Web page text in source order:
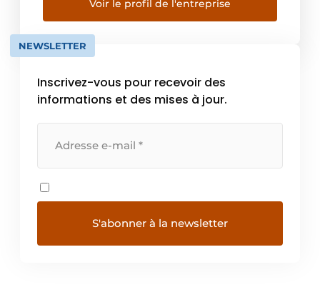
avec cinq gammes : Robinetteries pour lieux
publics, Robinetteries pour hôpitaux,
Accessibilité et Accessoires d’hygiène,
Appareils sanitaires Inox et […]
Voir le profil de l'entreprise
NEWSLETTER
Inscrivez-vous pour recevoir des
informations et des mises à jour.